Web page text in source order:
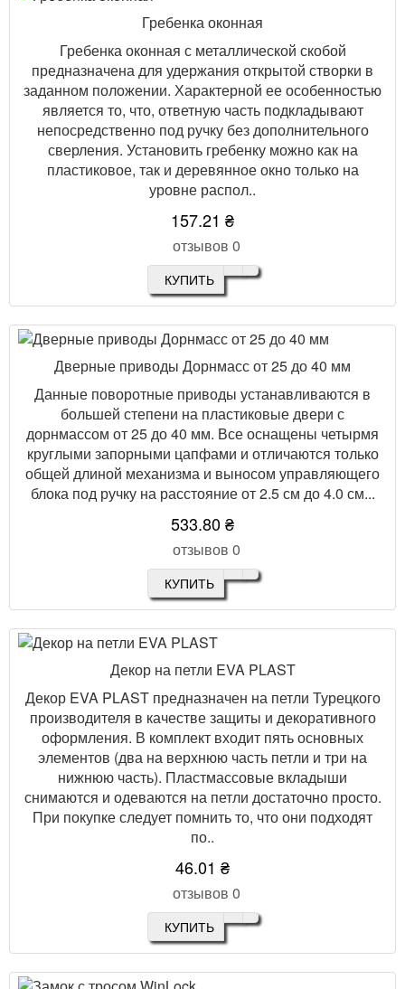
Гребенка оконная
Гребенка оконная с металлической скобой
предназначена для удержания открытой створки в
заданном положении. Характерной ее особенностью
является то, что, ответную часть подкладывают
непосредственно под ручку без дополнительного
сверления. Установить гребенку можно как на
пластиковое, так и деревянное окно только на
уровне распол..
157.21 ₴
отзывов 0
КУПИТЬ
Дверные приводы Дорнмасс от 25 до 40 мм
Данные поворотные приводы устанавливаются в
большей степени на пластиковые двери с
дорнмассом от 25 до 40 мм. Все оснащены четырмя
круглыми запорными цапфами и отличаются только
общей длиной механизма и выносом управляющего
блока под ручку на расстояние от 2.5 см до 4.0 см...
533.80 ₴
отзывов 0
КУПИТЬ
Декор на петли EVA PLAST
Декор EVA PLAST предназначен на петли Турецкого
производителя в качестве защиты и декоративного
оформления. В комплект входит пять основных
элементов (два на верхнюю часть петли и три на
нижнюю часть). Пластмассовые вкладыши
снимаются и одеваются на петли достаточно просто.
При покупке следует помнить то, что они подходят
по..
46.01 ₴
отзывов 0
КУПИТЬ